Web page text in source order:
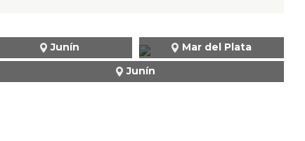
Junín
Mar del Plata
Junín